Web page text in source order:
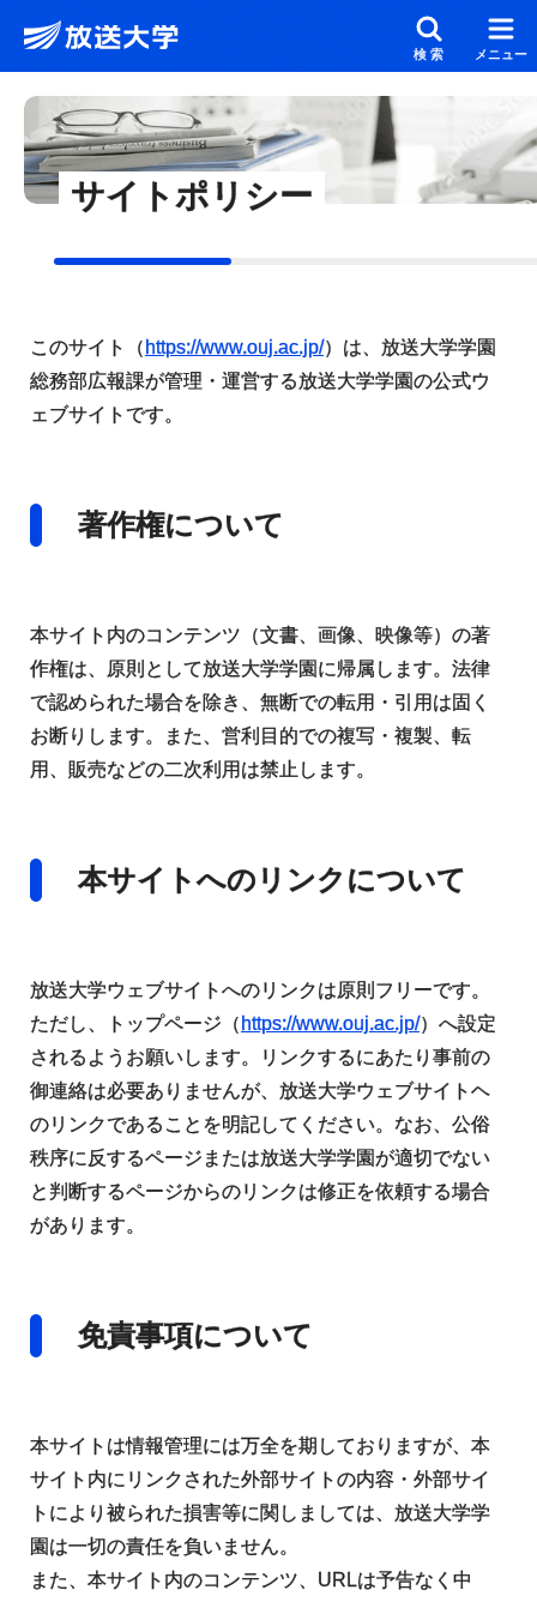
メインコンテンツにスキップ
検索 メニュー
サイトポリシー
このサイト（ https://www.ouj.ac.jp/）は、放送大学学園
総務部広報課が管理・運営する放送大学学園の公式ウ
ェブサイトです。
著作権について
本サイト内のコンテンツ（文書、画像、映像等）の著
作権は、原則として放送大学学園に帰属します。法律
で認められた場合を除き、無断での転用・引用は固く
お断りします。また、営利目的での複写・複製、転
用、販売などの二次利用は禁止します。
本サイトへのリンクについて
放送大学ウェブサイトへのリンクは原則フリーです。
ただし、トップページ（ https://www.ouj.ac.jp/）へ設定
されるようお願いします。リンクするにあたり事前の
御連絡は必要ありませんが、放送大学ウェブサイトヘ
のリンクであることを明記してください。なお、公俗
秩序に反するページまたは放送大学学園が適切でない
と判断するページからのリンクは修正を依頼する場合
があります。
免責事項について
本サイトは情報管理には万全を期しておりますが、本
サイト内にリンクされた外部サイトの内容・外部サイ
トにより被られた損害等に関しましては、放送大学学
園は一切の責任を負いません。
また、本サイト内のコンテンツ、URLは予告なく中